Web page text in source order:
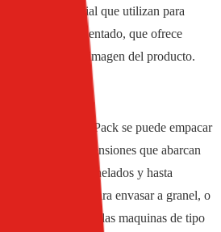
y el material que utilizan para
biorientado, que ofrece
de componer la imagen del producto.
horizontal Flow Pack se puede empacar
de distintas dimensiones que abarcan
hasta jabones, helados y hasta
recomendado para envasar a granel, o
ello se necesitan las maquinas de tipo